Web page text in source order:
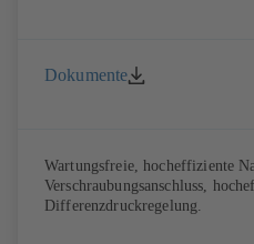
Dokumente
Wartungsfreie, hocheffiziente
Verschraubungsanschluss,
Differenzdruckregelung.